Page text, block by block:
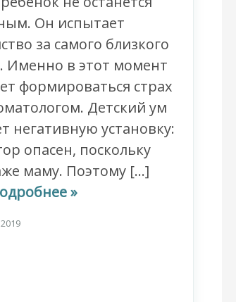
Он испытает
за самого близкого
Именно в этот момент
формироваться страх
Детский ум
негативную установку:
опасен, поскольку
маму. Поэтому […]
»